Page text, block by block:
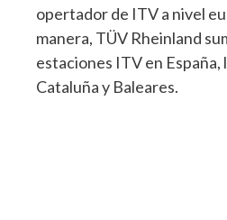
opertador de ITV a nivel
manera, TÜV Rheinland
estaciones ITV en España,
Cataluña y Baleares.